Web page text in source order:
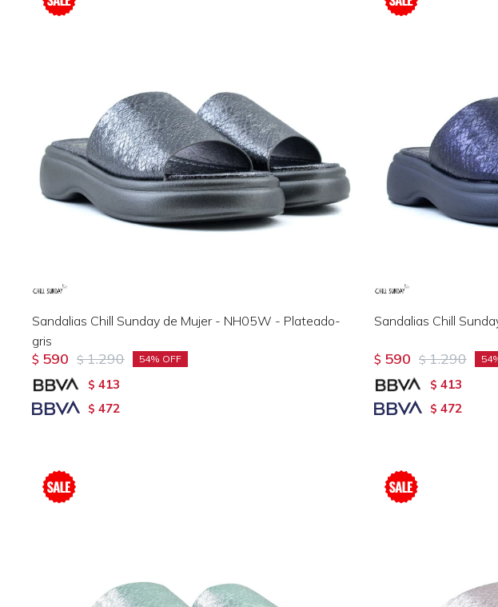
Sandalias Chill Sunday de Mujer - NH05W - Plateado-
gris
$ 590 $ 1.290 54
$ 413
$ 472
Sandalias Chill
$ 590 $ 1.290 54
$ 413
$ 472